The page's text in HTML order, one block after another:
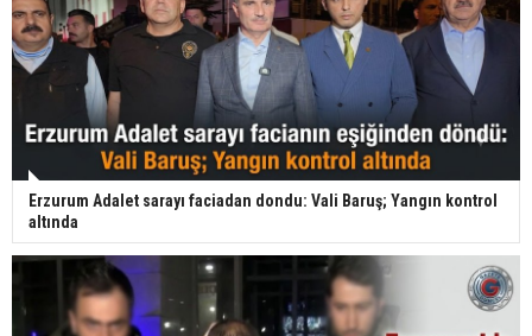
Erzurum Adalet sarayı faciadan dondu: Vali Baruş; Yangın kontrol
altında